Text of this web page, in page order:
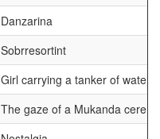
Danzarina
Sobrresortint
Girl carrying a tanker of water
The gaze of a Mukanda